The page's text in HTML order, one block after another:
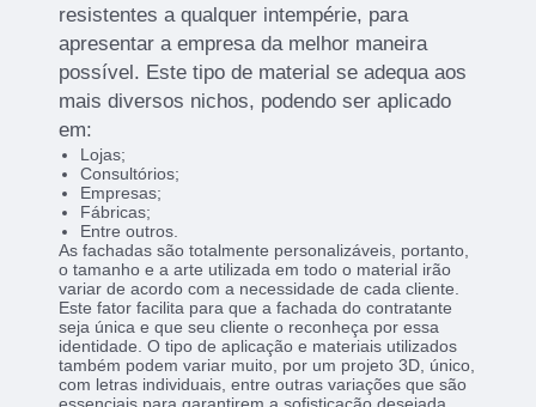
resistentes a qualquer intempérie, para
apresentar a empresa da melhor maneira
possível. Este tipo de material se adequa aos
mais diversos nichos, podendo ser aplicado
em:
Lojas;
Consultórios;
Empresas;
Fábricas;
Entre outros.
As fachadas são totalmente personalizáveis, portanto,
o tamanho e a arte utilizada em todo o material irão
variar de acordo com a necessidade de cada cliente.
Este fator facilita para que a fachada do contratante
seja única e que seu cliente o reconheça por essa
identidade. O tipo de aplicação e materiais utilizados
também podem variar muito, por um projeto 3D, único,
com letras individuais, entre outras variações que são